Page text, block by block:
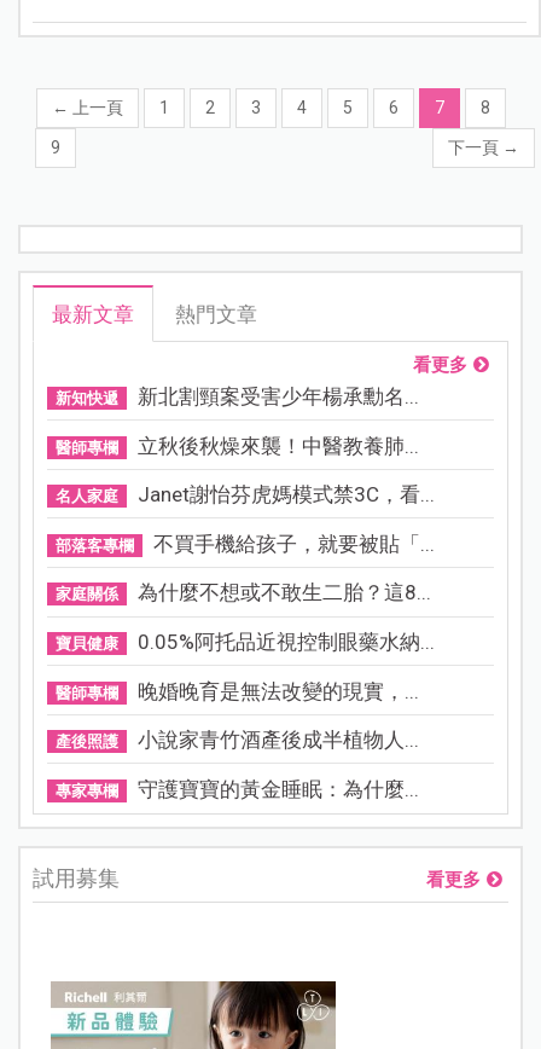
← 上一頁 1 2 3 4 5 6 7 8
9 下一頁 →
最新文章 熱門文章
看更多
新知快遞 新北割頸案受害少年楊承勳名...
醫師專欄 立秋後秋燥來襲！中醫教養肺...
名人家庭 Janet謝怡芬虎媽模式禁3C，看...
部落客專欄 不買手機給孩子，就要被貼「...
家庭關係 為什麼不想或不敢生二胎？這8...
寶貝健康 0.05%阿托品近視控制眼藥水納...
醫師專欄 晚婚晚育是無法改變的現實，...
產後照護 小說家青竹酒產後成半植物人...
專家專欄 守護寶寶的黃金睡眠：為什麼...
試用募集 看更多